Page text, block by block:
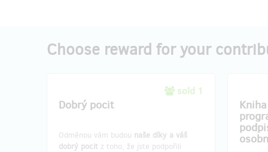
Choose reward for your
sold 1
Dobrý pocit
Odměnou vám budou naše díky a váš
dobrý pocit z toho, že jste podpořili